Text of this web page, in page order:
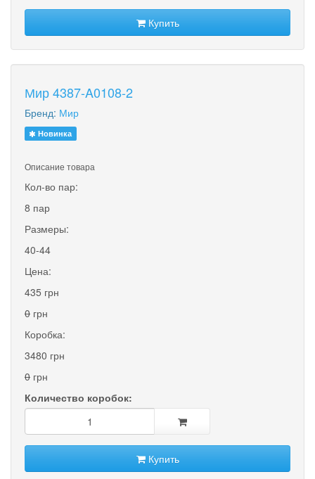
Купить
Мир 4387-A0108-2
Бренд: Мир
Новинка
Описание товара
Кол-во пар:
8 пар
Размеры:
40-44
Цена:
435 грн
0 грн
Коробка:
3480 грн
0 грн
Количество коробок:
Купить